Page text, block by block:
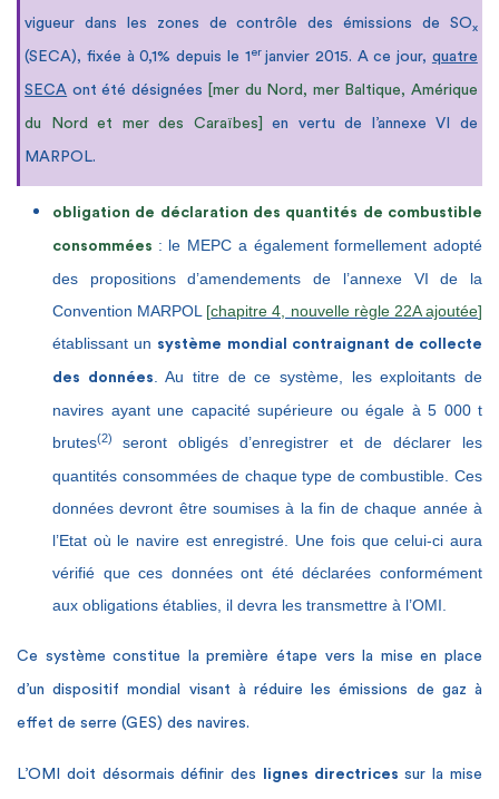
vigueur dans les zones de contrôle des émissions de SOx
(SECA), fixée à 0,1% depuis le 1 erjanvier 2015. A ce jour, quatre
SECA ont été désignées [mer du Nord, mer Baltique, Amérique
du Nord et mer des Caraïbes]en vertu de l’annexe VI de
MARPOL.
obligation de déclaration des quantités de combustible
consommées : le MEPC a également formellement adopté
des propositions d’amendements de l’annexe VI de la
Convention MARPOL [chapitre 4, nouvelle règle 22A ajoutée]
établissant un système mondial contraignant de collecte
des données. Au titre de ce système, les exploitants de
navires ayant une capacité supérieure ou égale à 5 000 t
brutes(2) seront obligés d’enregistrer et de déclarer les
quantités consommées de chaque type de combustible. Ces
données devront être soumises à la fin de chaque année à
l’Etat où le navire est enregistré. Une fois que celui-ci aura
vérifié que ces données ont été déclarées conformément
aux obligations établies, il devra les transmettre à l’OMI.
Ce système constitue la première étape vers la mise en place
d’un dispositif mondial visant à réduire les émissions de gaz à
effet de serre (GES) des navires.
L’OMI doit désormais définir des lignes directrices sur la mise